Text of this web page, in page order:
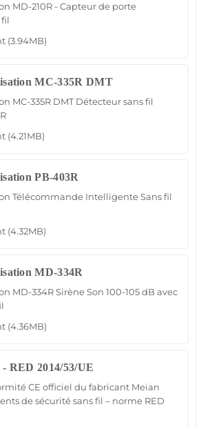
MD-210R - Capteur de porte
(3.94MB)
MC-335R DMT
MC-335R DMT Détecteur sans fil
(4.21MB)
PB-403R
Télécommande Intelligente Sans fil
(4.32MB)
MD-334R
MD-334R Sirène Son 100-105 dB avec
(4.36MB)
RED 2014/53/UE
CE officiel du fabricant Meian
de sécurité sans fil – norme RED